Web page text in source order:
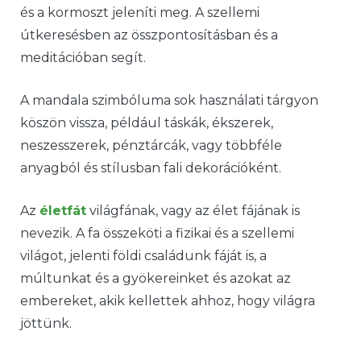
és a kormoszt jeleníti meg. A szellemi
útkeresésben az összpontosításban és a
meditációban segít.
A mandala szimbóluma sok használati tárgyon
köszön vissza, például táskák, ékszerek,
neszesszerek, pénztárcák, vagy többféle
anyagból és stílusban fali dekorációként.
Az életfát világfának, vagy az élet fájának is
nevezik. A fa összeköti a fizikai és a szellemi
világot, jelenti földi családunk fáját is, a
múltunkat és a gyökereinket és azokat az
embereket, akik kellettek ahhoz, hogy világra
jöttünk.